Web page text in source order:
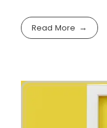
Read More